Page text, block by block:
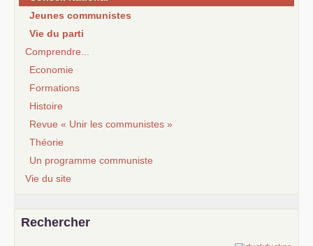
Jeunes communistes
Vie du parti
Comprendre...
Economie
Formations
Histoire
Revue « Unir les communistes »
Théorie
Un programme communiste
Vie du site
Rechercher